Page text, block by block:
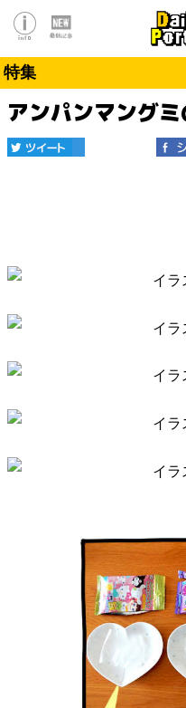
特集
アンパンマング